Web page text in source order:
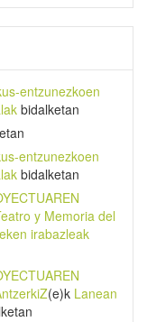
entzunezkoen
bidalketan
entzunezkoen
bidalketan
y Memoria del
irabazleak
(e)k Lanean